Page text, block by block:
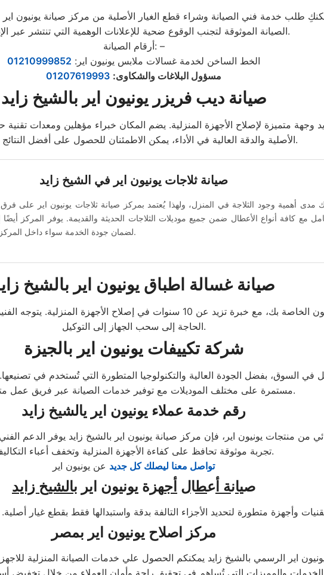
طلب خدمة فني الصيانة وشراء قطع الغيار الأصلية من مركز صيانة يونيون اير
الصيانة الموثوقة لتجنب الوقوع ضحية للإعلانات الوهمية التي تنتشر عبر الإنترنت.
أرقام الصيانة: –
الخط الساخن لخدمة غسالات ملابس يونيون اير: 01210999852
مسؤول البلاغات والشكاوى:
01207619993
صيانة ديب فريزر يونيون اير بالشيخ زايد
وجهة متميزة لإصلاح الأجهزة المنزلية. يضم المكان خبراء مؤهلين ومعدات
الأصلية والدقة العالية في الأداء، يمكن الاطمئنان للحصول على أفضل النتائج الممكنة.
صيانة ثلاجات يونيون اير في الشيخ زايد
مدى أهمية وجود الثلاجة في المنزل، ولهذا يُعتمد بمركز صيانة ثلاجات يونيون اير على
مع كافة أنواع الأعطال ضمن جميع موديلات الثلاجات الحديثة والقديمة. يوفر المركز
لضمان جودة الخدمة سواء داخل المركز أو في منزل العميل.
صيانة غسالة اطباق يونيون اير بالشيخ
نوفر لك خدمات صيانة سريعة ودقيقة لغسالة الصحون الخاصة بك، مع خبرة تزيد
الحاجة إلى سحب الجهاز إلى التوكيل.
شركة تكييفات يونيون اير بالجيزة
في السوق، بفضل الجودة العالية والتكنولوجيا المتطورة التي تُستخدم في
مستمرة على مختلف الموديلات مع توفير خدمات الصيانة عبر فريق عمل متخصص.
رقم خدمة عملاء يونيون اير يالشيخ زايد
منتجات يونيون اير، فإن مركز صيانة يونيون اير بالشيخ زايد يوفر الدعم
تجربة موثوقة تحافظ على كفاءة الأجهزة المنزلية وتخفف أعباء التكاليف.
تواصل معنا ليصلك كل جديد عن يونيون اير
صيانة أ عطال أجهزة يونيون اير بالشيخ زايد
مركز اصلاح يونيون اير بمصر
اير الرسمي بالشيخ زايد يمكنكم الحصول علي خدمات الصيانة المنزلية للاجهزة